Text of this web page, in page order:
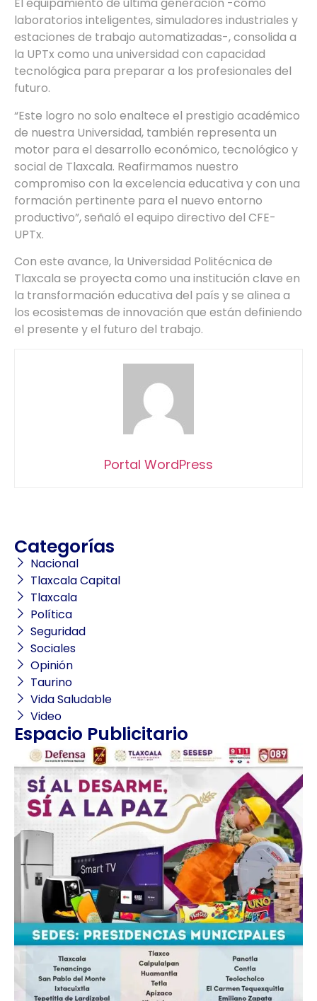
El equipamiento de última generación -como
laboratorios inteligentes, simuladores industriales y
estaciones de trabajo automatizadas-, consolida a
la UPTx como una universidad con capacidad
tecnológica para preparar a los profesionales del
futuro.
“Este logro no solo enaltece el prestigio académico
de nuestra Universidad, también representa un
motor para el desarrollo económico, tecnológico y
social de Tlaxcala. Reafirmamos nuestro
compromiso con la excelencia educativa y con una
formación pertinente para el nuevo entorno
productivo”, señaló el equipo directivo del CFE-
UPTx.
Con este avance, la Universidad Politécnica de
Tlaxcala se proyecta como una institución clave en
la transformación educativa del país y se alinea a
los ecosistemas de innovación que están definiendo
el presente y el futuro del trabajo.
Portal WordPress
Categorías
Nacional
Tlaxcala Capital
Tlaxcala
Política
Seguridad
Sociales
Opinión
Taurino
Vida Saludable
Video
Espacio Publicitario